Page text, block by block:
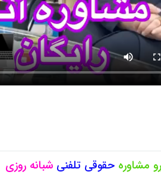
مشاورهحقوقیتلفنی شبانه روزی